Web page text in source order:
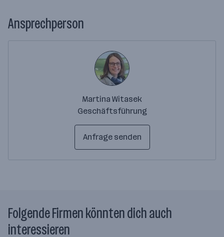
Ansprechperson
Martina Witasek
Geschäftsführung
Anfrage senden
Folgende Firmen könnten dich auch
interessieren